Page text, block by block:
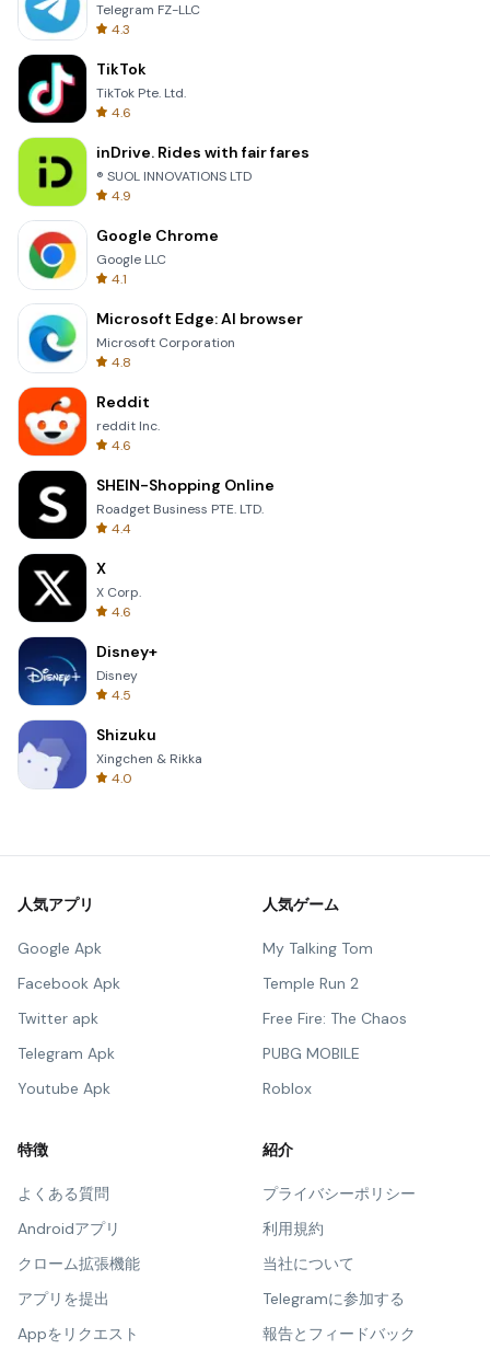
Telegram FZ-LLC
4.3
TikTok
TikTok Pte. Ltd.
4.6
inDrive. Rides with fair fares
® SUOL INNOVATIONS LTD
4.9
Google Chrome
Google LLC
4.1
Microsoft Edge: AI browser
Microsoft Corporation
4.8
Reddit
reddit Inc.
4.6
SHEIN-Shopping Online
Roadget Business PTE. LTD.
4.4
X
X Corp.
4.6
Disney+
Disney
4.5
Shizuku
Xingchen & Rikka
4.0
人気アプリ
Google Apk
Facebook Apk
Twitter apk
Telegram Apk
Youtube Apk
人気ゲーム
My Talking Tom
Temple Run 2
Free Fire: The Chaos
PUBG MOBILE
Roblox
特徴
よくある質問
Androidアプリ
クローム拡張機能
アプリを提出
Appをリクエスト
紹介
プライバシーポリシー
利用規約
当社について
Telegramに参加する
報告とフィードバック